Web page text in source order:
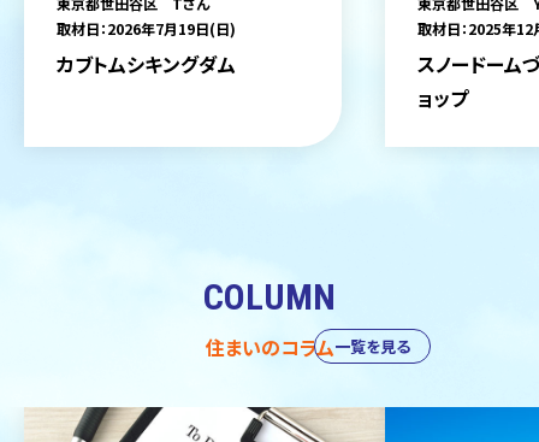
取材日：2026年7月19日(日)
カブトムシキングダム
取材日：2025年
スノードーム
ョップ
COLUMN
住まいのコラム一覧を見る